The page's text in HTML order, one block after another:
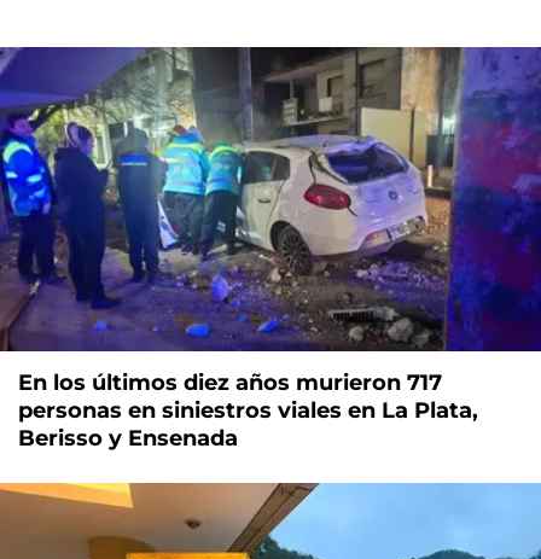
En los últimos diez años murieron 717
personas en siniestros viales en La Plata,
Berisso y Ensenada